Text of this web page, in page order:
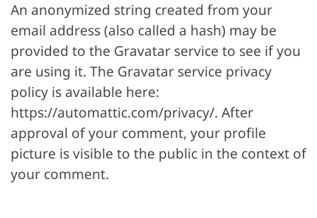
An anonymized string created from your
email address (also called a hash) may be
provided to the Gravatar service to see if you
are using it. The Gravatar service privacy
policy is available here:
https://automattic.com/privacy/. After
approval of your comment, your profile
picture is visible to the public in the context of
your comment.